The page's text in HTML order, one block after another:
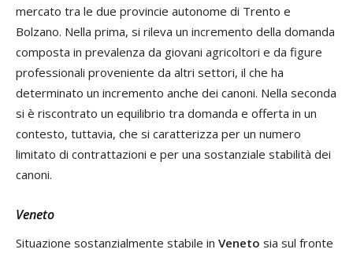
mercato tra le due provincie autonome di Trento e
Bolzano. Nella prima, si rileva un incremento della domanda
composta in prevalenza da giovani agricoltori e da figure
professionali proveniente da altri settori, il che ha
determinato un incremento anche dei canoni. Nella seconda
si è riscontrato un equilibrio tra domanda e offerta in un
contesto, tuttavia, che si caratterizza per un numero
limitato di contrattazioni e per una sostanziale stabilità dei
canoni.
Veneto
Situazione sostanzialmente stabile in Veneto sia sul fronte